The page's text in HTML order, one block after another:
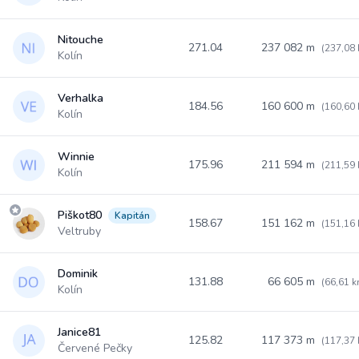
Nitouche
Kolín
271.04 237 082 m (237,08
Verhalka
Kolín
184.56 160 600 m (160,60
Winnie
Kolín
175.96 211 594 m (211,59
Piškot80 Kapitán
Veltruby
158.67 151 162 m (151,16
Dominik
Kolín
131.88 66 605 m (66,61
Janice81
Červené Pečky
125.82 117 373 m (117,37